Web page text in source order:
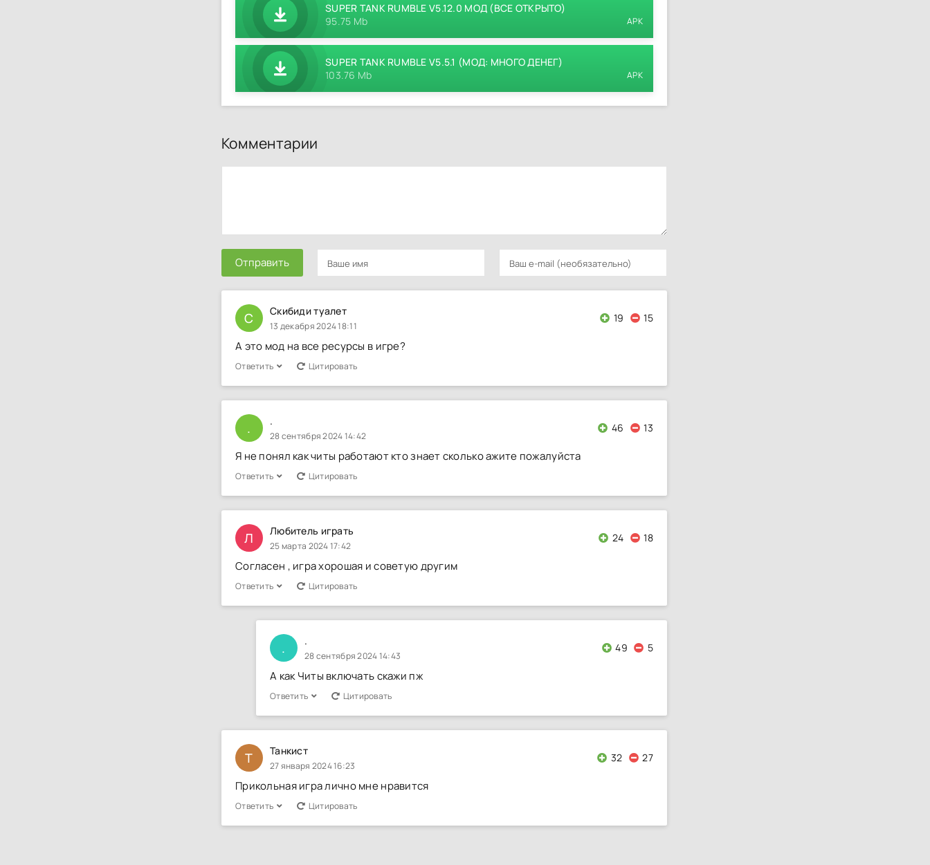
SUPER TANK RUMBLE V5.12.0 МОД (ВСЕ ОТКРЫТО)
95.75 Mb
APK
SUPER TANK RUMBLE V5.5.1 (МОД: МНОГО ДЕНЕГ)
103.76 Mb
APK
Комментарии
Отправить
С Скибиди туалет
13 декабря 2024 18:11
19 15
А это мод на все ресурсы в игре?
Ответить Цитировать
. .
28 сентября 2024 14:42
46 13
Я не понял как читы работают кто знает сколько ажите пожалуйста
Ответить Цитировать
Л Любитель играть
25 марта 2024 17:42
24 18
Согласен , игра хорошая и советую другим
Ответить Цитировать
. .
28 сентября 2024 14:43
49 5
А как Читы включать скажи пж
Ответить Цитировать
Т Танкист
27 января 2024 16:23
32 27
Прикольная игра лично мне нравится
Ответить Цитировать